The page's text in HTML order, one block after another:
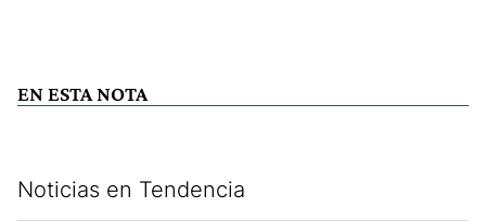
EN ESTA NOTA
Noticias en Tendencia